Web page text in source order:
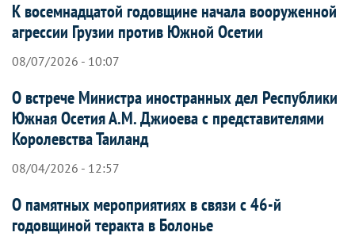
К восемнадцатой годовщине начала вооруженной
агрессии Грузии против Южной Осетии
08/07/2026 - 10:07
О встрече Министра иностранных дел Республики
Южная Осетия А.М. Джиоева с представителями
Королевства Таиланд
08/04/2026 - 12:57
О памятных мероприятиях в связи с 46-й
годовщиной теракта в Болонье